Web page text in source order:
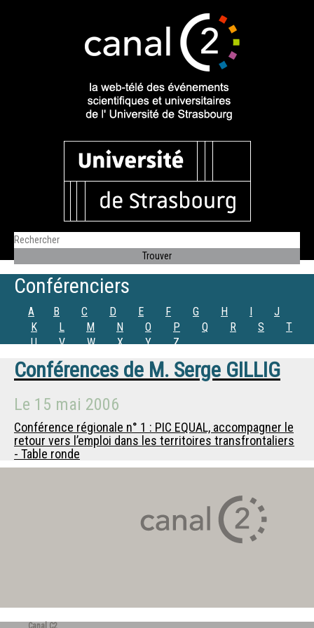
Conférenciers
A B C D E F G H I
J
K
L M N O P Q R S
T
U
V W X Y Z
Conférences de M. Serge GILLIG
Le 15 mai 2006
Conférence régionale n° 1 : PIC EQUAL, accompagner le
retour vers l’emploi dans les territoires transfrontaliers
- Table ronde
Canal C2